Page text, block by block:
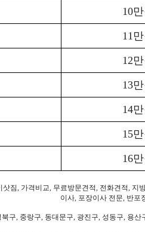
10
11
12
13
14
15
16
짐, 가격비교, 무료방문견적, 전화견적,
이사, 포장이사 전문, 반포
구, 중랑구, 동대문구, 광진구, 성동구, 용